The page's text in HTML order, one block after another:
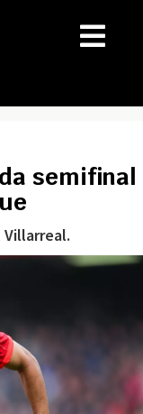
semifinal
Villarreal.